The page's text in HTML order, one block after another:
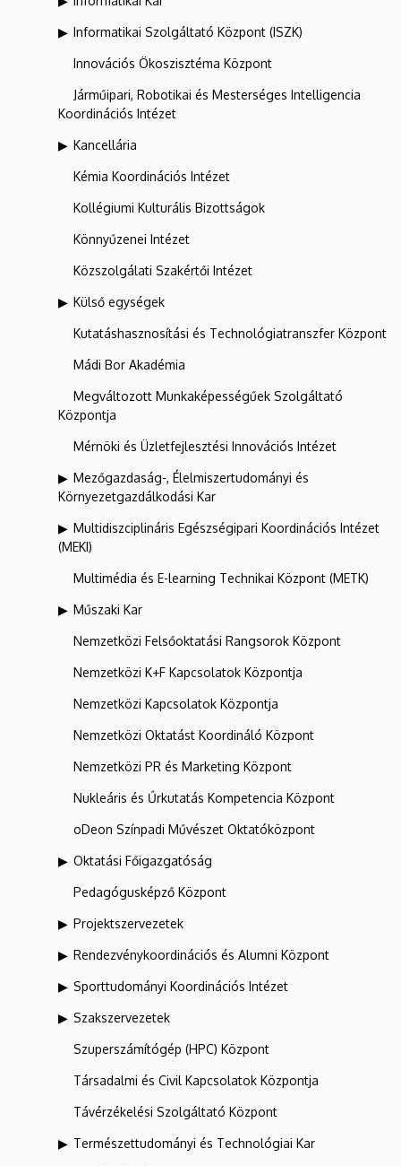
Informatikai Szolgáltató Központ (ISZK)
Innovációs Ökoszisztéma Központ
Járműipari, Robotikai és Mesterséges Intelligencia
Koordinációs Intézet
Kancellária
Kémia Koordinációs Intézet
Kollégiumi Kulturális Bizottságok
Könnyűzenei Intézet
Közszolgálati Szakértői Intézet
Külső egységek
Kutatáshasznosítási és Technológiatranszfer Központ
Mádi Bor Akadémia
Megváltozott Munkaképességűek Szolgáltató
Központja
Mérnöki és Üzletfejlesztési Innovációs Intézet
Mezőgazdaság-, Élelmiszertudományi és
Környezetgazdálkodási Kar
Multidiszciplináris Egészségipari Koordinációs Intézet
(MEKI)
Multimédia és E-learning Technikai Központ (METK)
Műszaki Kar
Nemzetközi Felsőoktatási Rangsorok Központ
Nemzetközi K+F Kapcsolatok Központja
Nemzetközi Kapcsolatok Központja
Nemzetközi Oktatást Koordináló Központ
Nemzetközi PR és Marketing Központ
Nukleáris és Űrkutatás Kompetencia Központ
oDeon Színpadi Művészet Oktatóközpont
Oktatási Főigazgatóság
Pedagógusképző Központ
Projektszervezetek
Rendezvénykoordinációs és Alumni Központ
Sporttudományi Koordinációs Intézet
Szakszervezetek
Szuperszámítógép (HPC) Központ
Társadalmi és Civil Kapcsolatok Központja
Távérzékelési Szolgáltató Központ
Természettudományi és Technológiai Kar